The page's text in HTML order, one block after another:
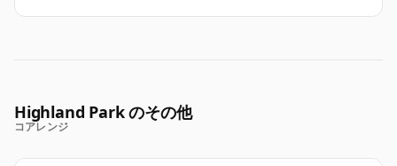
Highland Park のその他
コアレンジ